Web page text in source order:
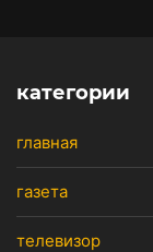
категории
главная
газета
телевизор